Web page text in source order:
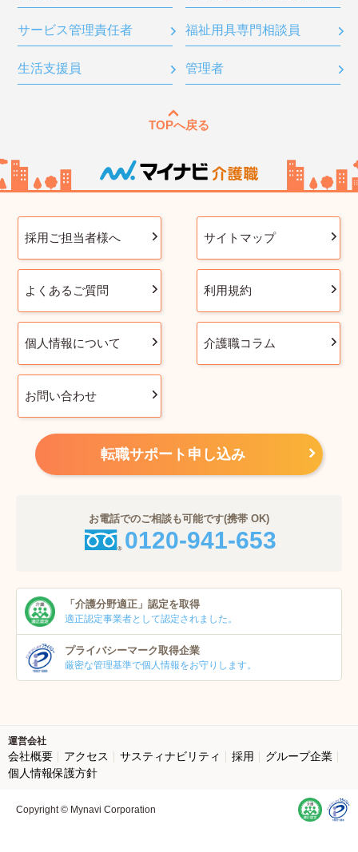
サービス管理責任者 福祉用具専門相談員
生活支援員 管理者
TOPへ戻る
採用ご担当者様へ サイトマップ
よくあるご質問 利用規約
個人情報について 介護職コラム
お問い合わせ
転職サポート申し込み
お電話でのご相談も可能です(携帯 OK)
0120-941-653
「介護分野適正」 認定を取得
適正認定事業者として認定されました。
プライバシーマーク取得企業
厳密な管理基準で個人情報をお守りします。
運営会社
会社概要 アクセス サスティナビリティ 採用
グループ企業
個人情報保護方針
Copyright © Mynavi Corporation